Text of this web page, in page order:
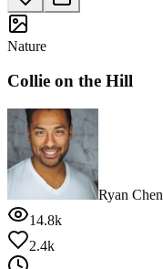
Nature
Collie on the Hill
Ryan Chen
14.8k
2.4k